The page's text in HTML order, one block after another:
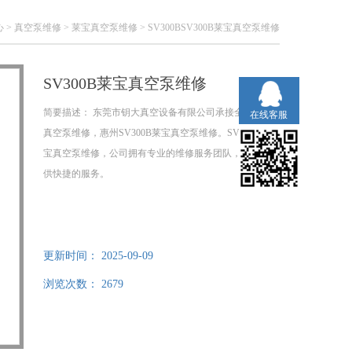
> 真空泵维修 > 莱宝真空泵维修 > SV300BSV300B莱宝真空泵维修
SV300B莱宝真空泵维修
简要描述：
东莞市钥大真空设备有限公司承接全国进口
真空泵维修，惠州SV300B莱宝真空泵维修。SV630B莱
宝真空泵维修，公司拥有专业的维修服务团队，为你提
供快捷的服务。
更新时间： 2025-09-09
浏览次数： 2679
在线客服